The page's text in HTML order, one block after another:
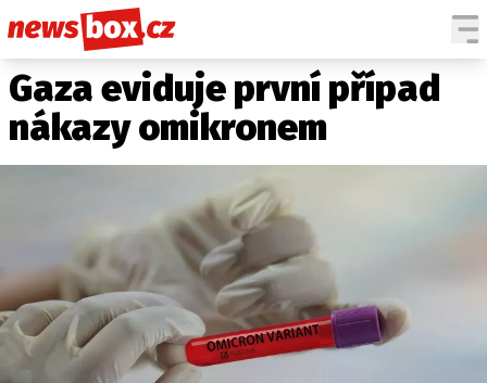
DOMÁCÍ
ZAHRANIČÍ
KULTURA
SPOLEČNOST
SPORT
ČESKÉ CELEBRITY
SVĚTOVÉ CELEBRITY
Gaza eviduje první případ
nákazy omikronem